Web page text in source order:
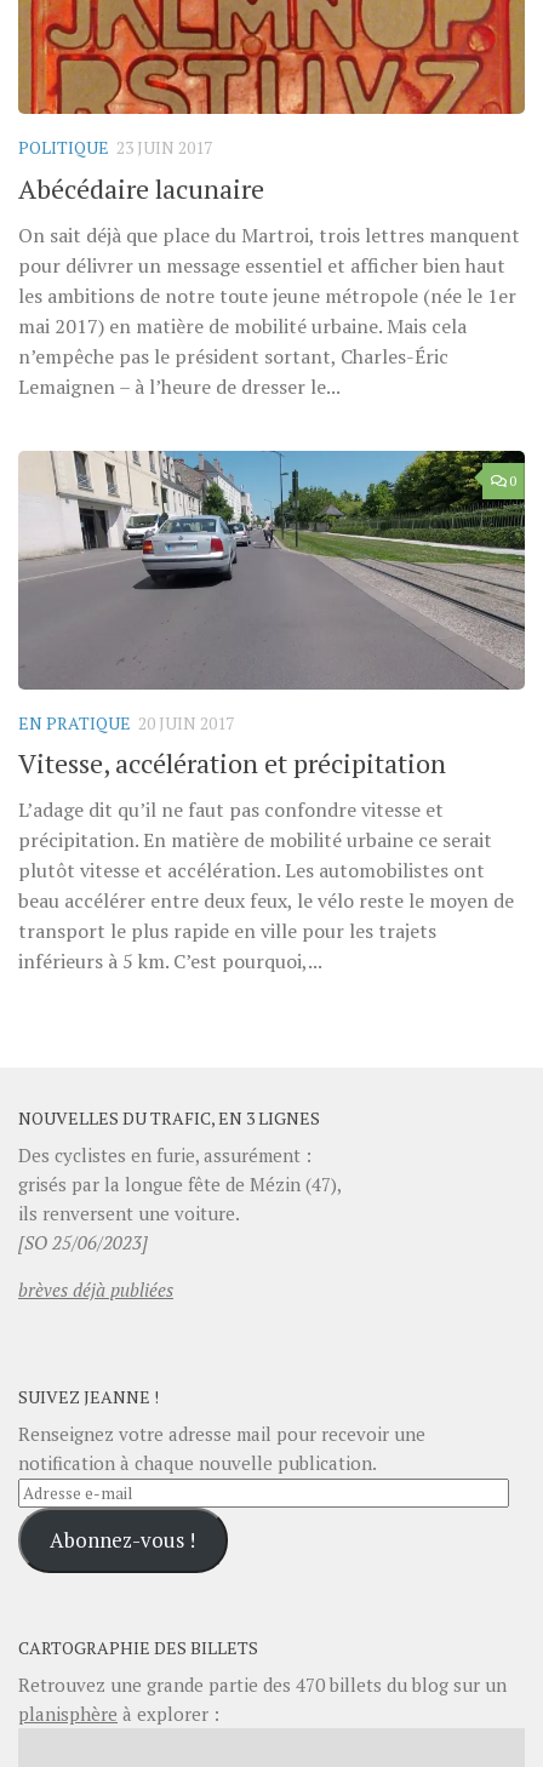
POLITIQUE 23 JUIN 2017
Abécédaire lacunaire
On sait déjà que place du Martroi, trois lettres manquent
pour délivrer un message essentiel et afficher bien haut
les ambitions de notre toute jeune métropole (née le 1er
mai 2017) en matière de mobilité urbaine. Mais cela
n’empêche pas le président sortant, Charles-Éric
Lemaignen – à l’heure de dresser le...
0
EN PRATIQUE 20 JUIN 2017
Vitesse, accélération et précipitation
L’adage dit qu’il ne faut pas confondre vitesse et
précipitation. En matière de mobilité urbaine ce serait
plutôt vitesse et accélération. Les automobilistes ont
beau accélérer entre deux feux, le vélo reste le moyen de
transport le plus rapide en ville pour les trajets
inférieurs à 5 km. C’est pourquoi,...
NOUVELLES DU TRAFIC, EN 3 LIGNES
Des cyclistes en furie, assurément :
grisés par la longue fête de Mézin (47),
ils renversent une voiture.
[SO 25/06/2023]
brèves déjà publiées
SUIVEZ JEANNE !
Renseignez votre adresse mail pour recevoir une
notification à chaque nouvelle publication.
Adresse
e-
mailAbonnez-vous !
CARTOGRAPHIE DES BILLETS
Retrouvez une grande partie des 470billets du blog sur un
planisphère à explorer :